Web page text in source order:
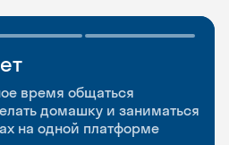
время общаться
домашку и заниматься
на одной платформе
новые слова где
разговорной практики
с преподавателями